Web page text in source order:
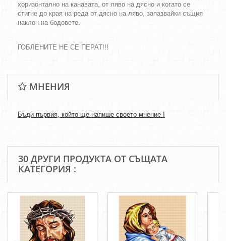
хоризонтално на канавата, от ляво на дясно и когато се
стигне до края на реда от дясно на ляво, запазвайки същия
наклон на бодовете.
ГОБЛЕНИТЕ НЕ СЕ ПЕРАТ!!!
МНЕНИЯ
Бъди първия, който ще напише своето мнение !
30 ДРУГИ ПРОДУКТА ОТ СЪЩАТА
КАТЕГОРИЯ :